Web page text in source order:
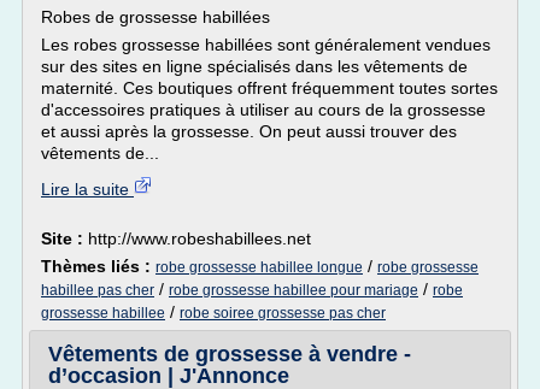
Robes de grossesse habillées
Les robes grossesse habillées sont généralement vendues
sur des sites en ligne spécialisés dans les vêtements de
maternité. Ces boutiques offrent fréquemment toutes sortes
d'accessoires pratiques à utiliser au cours de la grossesse
et aussi après la grossesse. On peut aussi trouver des
vêtements de...
Lire la suite
Site : http://www.robeshabillees.net
Thèmes liés : robe grossesse habillee longue / robe grossesse
habillee pas cher / robe grossesse habillee pour mariage / robe
grossesse habillee / robe soiree grossesse pas cher
Vêtements de grossesse à vendre -
d’occasion | J'Annonce